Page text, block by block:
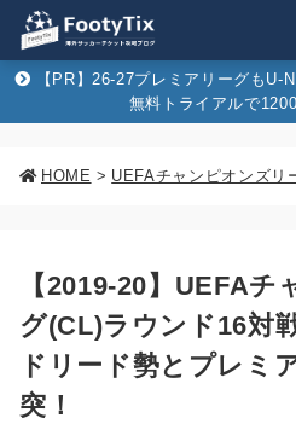
【PR】26-27プレミアリーグもU-
無料トライアルで
HOME > UEFAチャンピオンズリ
【2019-20】UEFA
グ(CL)ラウンド16対
ドリード勢とプレミ
突！